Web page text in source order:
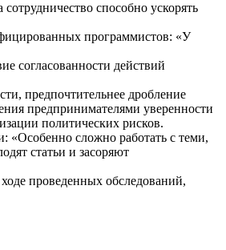
способно ускорять
программистов: «У
согласованности действий
предпочтительнее дробление
предпринимателями уверенности
политических рисков.
«Особенно сложно работать с теми,
статьи и засоряют
проведенных обследований,